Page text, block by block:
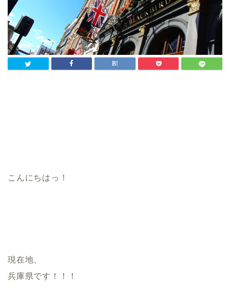
こんにちはっ！
現在地、
兵庫県です！！！